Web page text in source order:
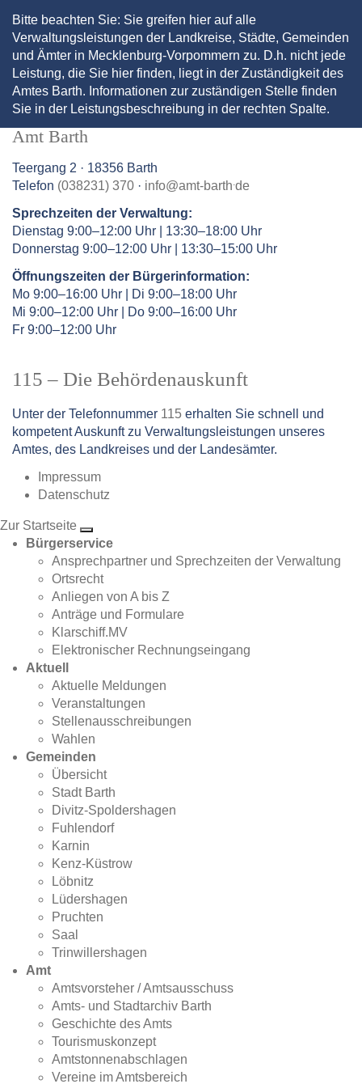
Bitte beachten Sie: Sie greifen hier auf alle
Verwaltungsleistungen der Landkreise, Städte, Gemeinden
und Ämter in Mecklenburg-Vorpommern zu. D.h. nicht jede
Leistung, die Sie hier finden, liegt in der Zuständigkeit des
Amtes Barth. Informationen zur zuständigen Stelle finden
Sie in der Leistungsbeschreibung in der rechten Spalte.
Amt Barth
Teergang 2 · 18356 Barth
Telefon (038231) 370 · info@amt-barth.de
Sprechzeiten der Verwaltung:
Dienstag 9:00–12:00 Uhr | 13:30–18:00 Uhr
Donnerstag 9:00–12:00 Uhr | 13:30–15:00 Uhr
Öffnungszeiten der Bürgerinformation:
Mo 9:00–16:00 Uhr | Di 9:00–18:00 Uhr
Mi 9:00–12:00 Uhr | Do 9:00–16:00 Uhr
Fr 9:00–12:00 Uhr
115 – Die Behördenauskunft
Unter der Telefonnummer 115 erhalten Sie schnell und
kompetent Auskunft zu Verwaltungsleistungen unseres
Amtes, des Landkreises und der Landesämter.
Impressum
Datenschutz
Zur Startseite
Bürgerservice
Ansprechpartner und Sprechzeiten der Verwaltung
Ortsrecht
Anliegen von A bis Z
Anträge und Formulare
Klarschiff.MV
Elektronischer Rechnungseingang
Aktuell
Aktuelle Meldungen
Veranstaltungen
Stellenausschreibungen
Wahlen
Gemeinden
Übersicht
Stadt Barth
Divitz-Spoldershagen
Fuhlendorf
Karnin
Kenz-Küstrow
Löbnitz
Lüdershagen
Pruchten
Saal
Trinwillershagen
Amt
Amtsvorsteher / Amtsausschuss
Amts- und Stadtarchiv Barth
Geschichte des Amts
Tourismuskonzept
Amtstonnenabschlagen
Vereine im Amtsbereich